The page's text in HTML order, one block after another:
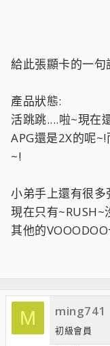
給此張顯卡的一句
產品狀態:
活跳跳....啦~現在
APG還是2X的呢
~!
小弟手上還有很多
現在只有~RUSH~
其他的
M ming741
初級會員